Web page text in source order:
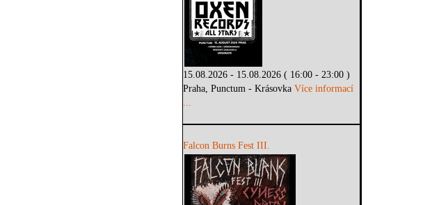
15.08.2026 - 15.08.2026 ( 16:00 - 23:00 )
Praha, Punctum - KrásovkaVíce informací
...
Falcon Burns Fest III.